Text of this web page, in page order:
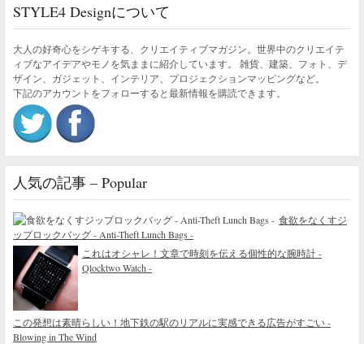
STYLE4 Designについて
大人の好奇心をシゲキする、クリエイティブマガジン。世界中のクリエイテ
ィブなアイデアやモノを気ままに紹介しています。 雑貨、建築、フォト、デ
ザイン、ガジェット、インテリア、プロジェクションマッピングなど。
下記のアカウントをフォローすると最新情報を購読できます。
人気の記事 – Popular
食欲をなくすジ
ップロックバッグ - Anti-Theft Lunch Bags -
これはオシャレ！文章で時刻を伝える個性的な腕時計 -
Qlocktwo Watch -
この発想は素晴らしい！地下鉄の駅のリアルに実感できる広告がすごい -
Blowing in The Wind